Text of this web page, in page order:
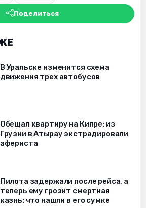
Поделиться
В Уральске изменится схема
движения трех автобусов
Обещал квартиру на Кипре: из
Грузии в Атырау экстрадировали
афериста
Пилота задержали после рейса, а
теперь ему грозит смертная
казнь: что нашли в его сумке